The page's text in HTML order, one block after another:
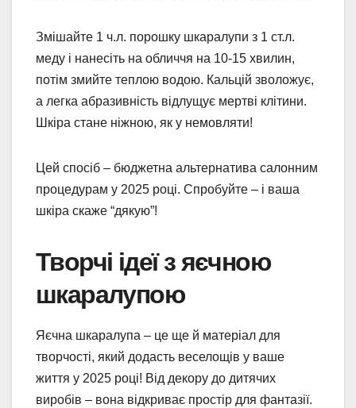
Змішайте 1 ч.л. порошку шкаралупи з 1 ст.л.
меду і нанесіть на обличчя на 10-15 хвилин,
потім змийте теплою водою. Кальцій зволожує,
а легка абразивність відлущує мертві клітини.
Шкіра стане ніжною, як у немовляти!
Цей спосіб – бюджетна альтернатива салонним
процедурам у 2025 році. Спробуйте – і ваша
шкіра скаже “дякую”!
Творчі ідеї з яєчною
шкаралупою
Яєчна шкаралупа – це ще й матеріал для
творчості, який додасть веселощів у ваше
життя у 2025 році! Від декору до дитячих
виробів – вона відкриває простір для фантазії.